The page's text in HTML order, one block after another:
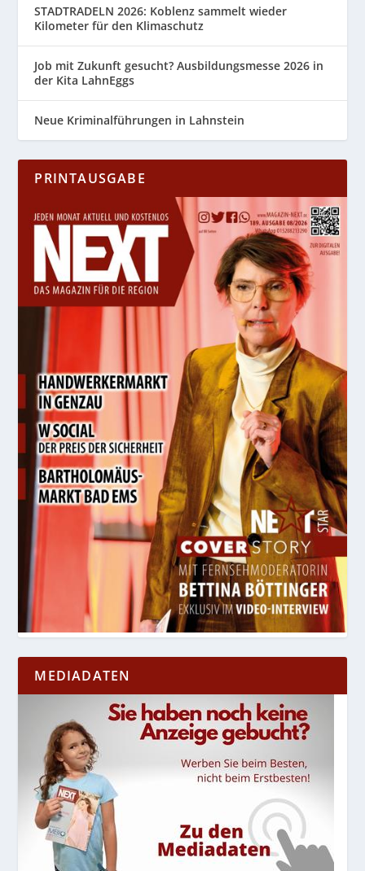
STADTRADELN 2026: Koblenz sammelt wieder
Kilometer für den Klimaschutz
Job mit Zukunft gesucht? Ausbildungsmesse 2026 in
der Kita LahnEggs
Neue Kriminalführungen in Lahnstein
PRINTAUSGABE
MEDIADATEN